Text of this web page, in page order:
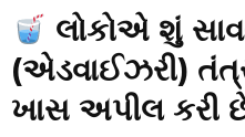
લોકોએ શું
(એડવાઈઝરી)
ખાસ અપીલ કરી